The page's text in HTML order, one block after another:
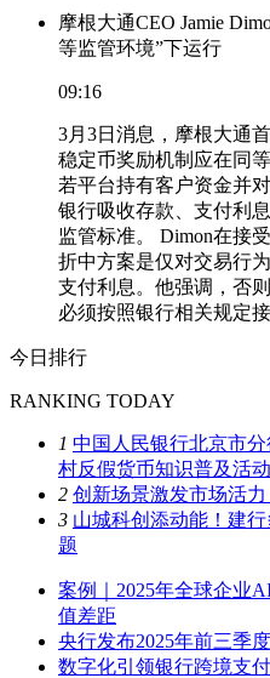
摩根大通CEO Jamie
等监管环境”下运行
09:16
3月3日消息，摩根大通
稳定币奖励机制应在同
若平台持有客户资金并
银行吸收存款、支付利
监管标准。 Dimon在接
折中方案是仅对交易行
支付利息。他强调，否
必须按照银行相关规定接
今日排行
RANKING TODAY
1 中国人民银行北京市
村反假货币知识普及活动
2 创新场景激发市场活
3 山城科创添动能！建
题
案例｜2025年全球企业
值差距
央行发布2025年前三季
数字化引领银行跨境支